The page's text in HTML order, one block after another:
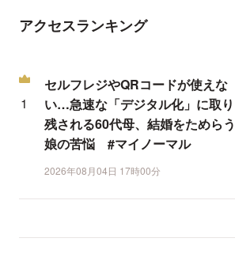
アクセスランキング
セルフレジやQRコードが使えな
い…急速な「デジタル化」に取り
残される60代母、結婚をためらう
娘の苦悩 #マイノーマル
2026年08月04日 17時00分